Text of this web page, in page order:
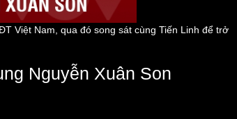
Việt Nam, qua đó song sát cùng Tiến Linh để trở
Nguyễn Xuân Son